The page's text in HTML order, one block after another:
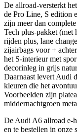
De allroad-versterkt
de Pro Line, S edition
zijn meer dan
Tech plus-pakket (met
rijden plus, lane
zijairbags voor +
het S-interieur met
decorinleg in grijs
Daarnaast levert Audi
kleuren die het
Voorbeelden zijn
middernachtgroen
De Audi A6 allroad e-
en te bestellen in onze